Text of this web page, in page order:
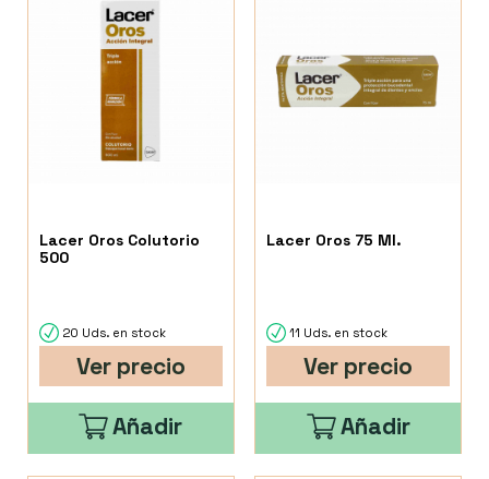
Lacer Oros Colutorio
500
20 Uds. en stock
Ver precio
Añadir
Lacer Oros 75 Ml.
11 Uds. en stock
Ver precio
Añadir